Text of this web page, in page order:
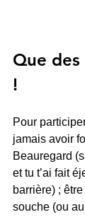
Que
!
Pour
jamais avoir
Beauregard
et tu t’ai fait
barrière) ;
souche (ou